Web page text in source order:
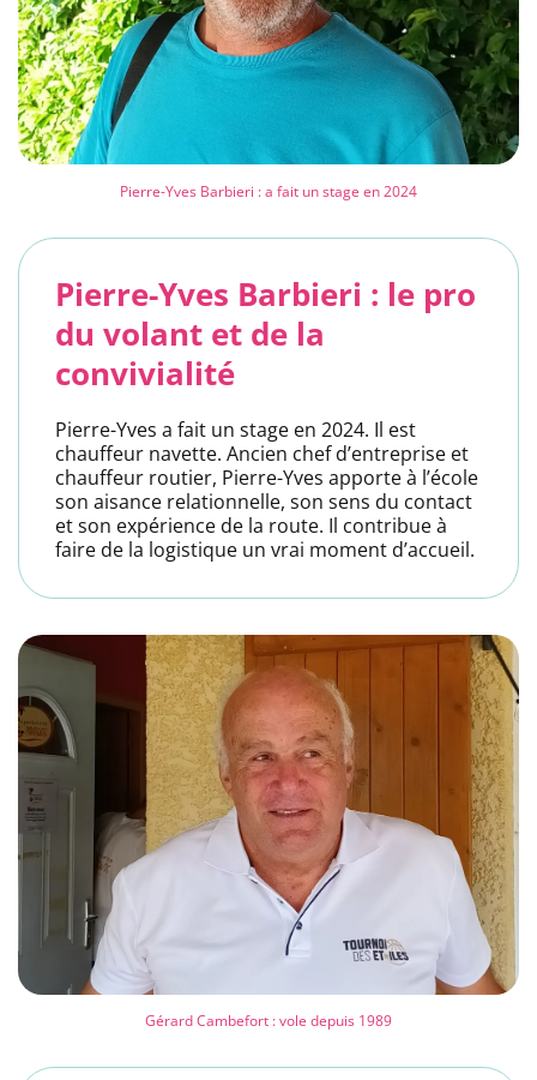
Pierre-Yves Barbieri : a fait un stage en 2024
Pierre-Yves Barbieri : le pro
du volant et de la
convivialité
Pierre-Yves a fait un stage en 2024. Il est
chauffeur navette. Ancien chef d’entreprise et
chauffeur routier, Pierre-Yves apporte à l’école
son aisance relationnelle, son sens du contact
et son expérience de la route. Il contribue à
faire de la logistique un vrai moment d’accueil.
Gérard Cambefort : vole depuis 1989